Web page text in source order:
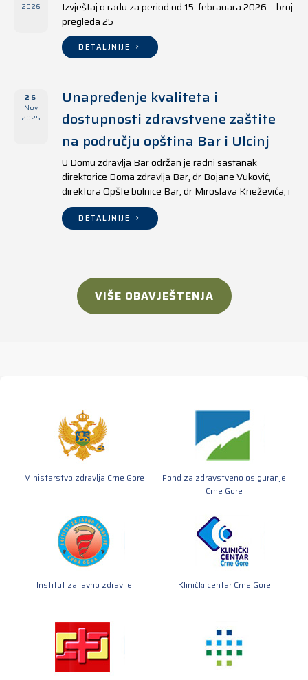
2026
Izvještaj o radu za period od 15. febrauara 2026. - broj
pregleda 25
DETALJNIJE
26
Nov
2025
Unapređenje kvaliteta i
dostupnosti zdravstvene zaštite
na području opština Bar i Ulcinj
U Domu zdravlja Bar održan je radni sastanak
direktorice Doma zdravlja Bar, dr Bojane Vuković,
direktora Opšte bolnice Bar, dr Miroslava Kneževića, i
direktora Doma zdravlja Ulcinj, Kreshnika Mustafe.
DETALJNIJE
VIŠE OBAVJEŠTENJA
Ministarstvo zdravlja Crne Gore
Fond za zdravstveno osiguranje
Crne Gore
Institut za javno zdravlje Klinički centar Crne Gore